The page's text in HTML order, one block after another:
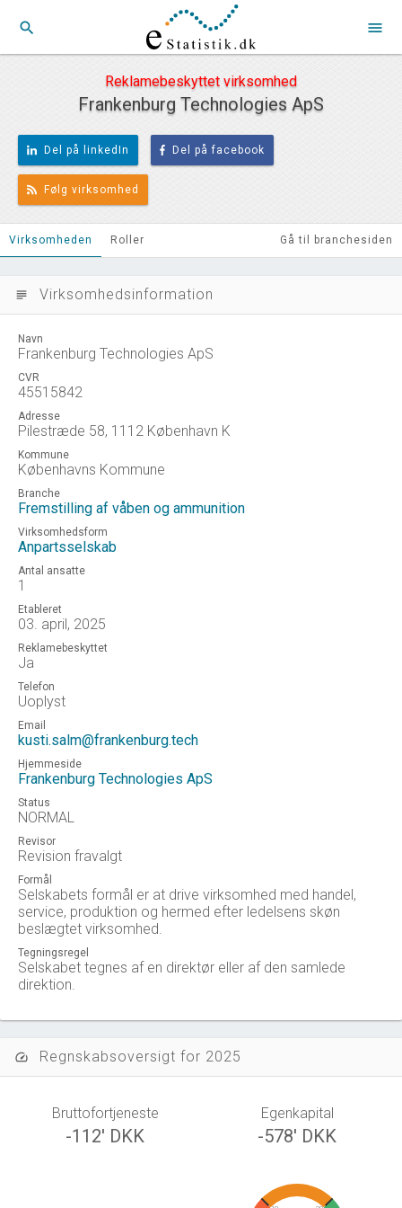
search menu
Reklamebeskyttet virksomhed
Frankenburg Technologies ApS
Del på linkedIn Del på facebook
Følg virksomhed
Virksomheden Roller Gå til branchesiden
subject Virksomhedsinformation
Navn
Frankenburg Technologies ApS
CVR
45515842
Adresse
Pilestræde 58, 1112 København K
Kommune
Københavns Kommune
Branche
Fremstilling af våben og ammunition
Virksomhedsform
Anpartsselskab
Antal ansatte
1
Etableret
03. april, 2025
Reklamebeskyttet
Ja
Telefon
Uoplyst
Email
kusti.salm@frankenburg.tech
Hjemmeside
Frankenburg Technologies ApS
Status
NORMAL
Revisor
Revision fravalgt
Formål
Selskabets formål er at drive virksomhed med handel,
service, produktion og hermed efter ledelsens skøn
beslægtet virksomhed.
Tegningsregel
Selskabet tegnes af en direktør eller af den samlede
direktion.
speed Regnskabsoversigt for 2025
Bruttofortjeneste
-112' DKK
Egenkapital
-578' DKK